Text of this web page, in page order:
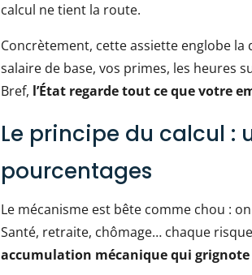
calcul ne tient la route.
Concrètement, cette assiette englobe
salaire de base, vos primes, les heures
Bref, l’État regarde tout ce que votre
Le principe du calcul :
pourcentages
Le mécanisme est bête comme chou :
Santé, retraite, chômage… chaque
accumulation mécanique qui